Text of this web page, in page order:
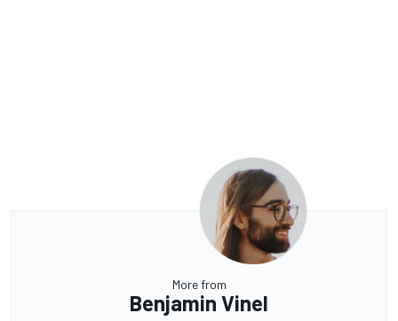
More from
Benjamin Vinel